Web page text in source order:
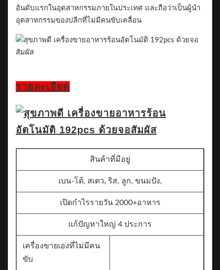
อันดับแรกในอุตสาหกรรมภายในประเทศ และถือว่าเป็นผู้นํา
อุตสาหกรรมของปลีกที่ไม่มีคนขับเคลื่อน
รายละเอียด
สินค้าที่มีอยู่
เบน-โต้, สเตว, ริส, ลูก, ขนมปัง,
เปิดกําไรรายวัน 2000+อาหาร
แก้ปัญหาใหญ่ 4 ประการ
เครื่องขายเองที่ไม่มีคน
ขับ